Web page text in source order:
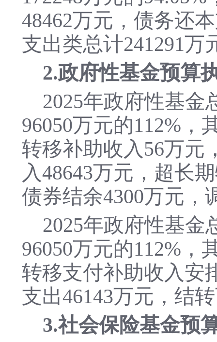
48462万元，债务还
支出类总计241291万
2.政府性基金预算
2025年政府性基金
96050万元的112%，
转移补助收入56万元
入48643万元，超长
债券结余4300万元，
2025年政府性基金
96050万元的112%，
转移支付补助收入安
支出46143万元，结
3.社会保险基金预